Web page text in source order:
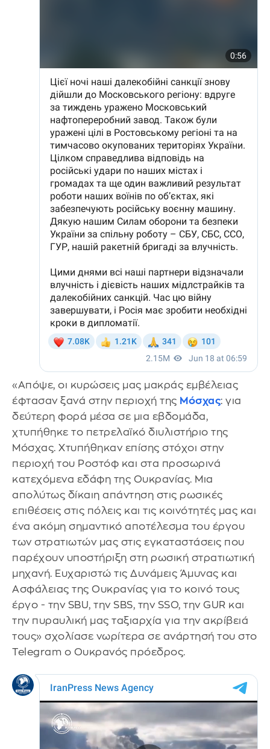
«Απόψε, οι κυρώσεις μας μακράς εμβέλειας
έφτασαν ξανά στην περιοχή της Μόσχας: για
δεύτερη φορά μέσα σε μια εβδομάδα,
χτυπήθηκε το πετρελαϊκό διυλιστήριο της
Μόσχας. Χτυπήθηκαν επίσης στόχοι στην
περιοχή του Ροστόφ και στα προσωρινά
κατεχόμενα εδάφη της Ουκρανίας. Μια
απολύτως δίκαιη απάντηση στις ρωσικές
επιθέσεις στις πόλεις και τις κοινότητές μας και
ένα ακόμη σημαντικό αποτέλεσμα του έργου
των στρατιωτών μας στις εγκαταστάσεις που
παρέχουν υποστήριξη στη ρωσική στρατιωτική
μηχανή. Ευχαριστώ τις Δυνάμεις Άμυνας και
Ασφάλειας της Ουκρανίας για το κοινό τους
έργο - την SBU, την SBS, την SSO, την GUR και
την πυραυλική μας ταξιαρχία για την ακρίβειά
τους» σχολίασε νωρίτερα σε ανάρτησή του στο
Telegram ο Ουκρανός πρόεδρος.